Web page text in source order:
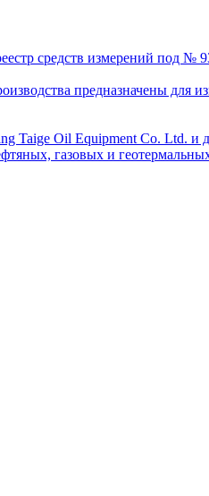
средств измерений под №
предназначены для
Taige Oil Equipment Co. Ltd. и
газовых и